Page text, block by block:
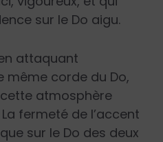
sur le Do aigu.
attaquant
corde du Do,
atmosphère
fermeté de l’accent
sur le Do des deux